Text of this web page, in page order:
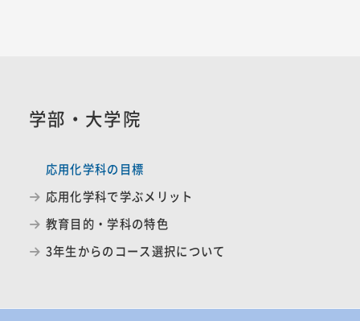
学部・大学院
応用化学科の目標
応用化学科で学ぶメリット
教育目的・学科の特色
3年生からのコース選択について